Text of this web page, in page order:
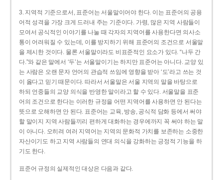
3. 지역적 기준으로서, 표준어는 서울말이어야 한다. 이는 표준어의 공용
어적 성격을 가장 크게 드러내 주는 기준이다. 가령, 많은 지역 사람들이
모여서 공식적인 이야기를 나눌 때 각자의 지역어를 사용한다면 의사소
통이 어려워질 수 있는데, 이를 방지하기 위해 표준어의 조건으로 서울말
을 제시한 것이다. 물론 서울말이라도 비표준적인 요소가 있다. “나두 간
다.”와 같은 말에서 ‘두’는 서울말이기는 하지만 표준어는 아니다. 교양 있
는 사람은 오랜 문자 언어의 관습적 쓰임에 영향을 받아 ‘도’라고 쓰는 것
이 옳다고 믿기 때문이다. 따라서 서울말은 서울 지역의 말을 바탕으로
하되 언중들의 교양 의식을 반영한 말이라고 할 수 있다. 서울말을 표준
어의 조건으로 한다는 이러한 규정을 어떤 지역어를 사용하면 안 된다는
뜻으로 오해하면 안 된다. 표준어는 교육, 방송, 공식적 담화 등에서 써야
할 말이지 지역 사람들끼리 편하게 대화하는 경우에까지 꼭 써야 하는 말
이 아니다. 오히려 여러 지역어는 지역의 문화적 가치를 보존하는 소중한
자산이기도 하고 지역 사람들의 연대 의식을 강화하는 긍정적 기능을 하
기도 한다.
표준어 규정의 실제적인 대상은 다음과 같다.